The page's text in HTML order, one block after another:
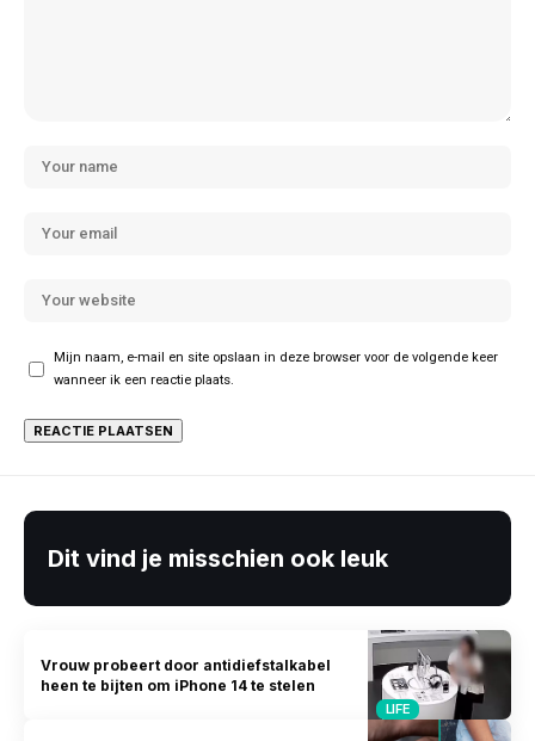
Mijn naam, e-mail en site opslaan in deze browser voor de volgende keer
wanneer ik een reactie plaats.
Dit vind je misschien ook leuk
LIFE
Vrouw probeert door antidiefstalkabel
heen te bijten om iPhone 14 te stelen